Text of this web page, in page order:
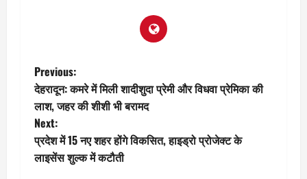
P
o
s
t
Previous:
देहरादून: कमरे में मिली शादीशुदा प्रेमी और विधवा प्रेमिका की
लाश, जहर की शीशी भी बरामद
Next:
प्रदेश में 15 नए शहर होंगे विकसित, हाइड्रो प्रोजेक्ट के
लाइसेंस शुल्क में कटौती